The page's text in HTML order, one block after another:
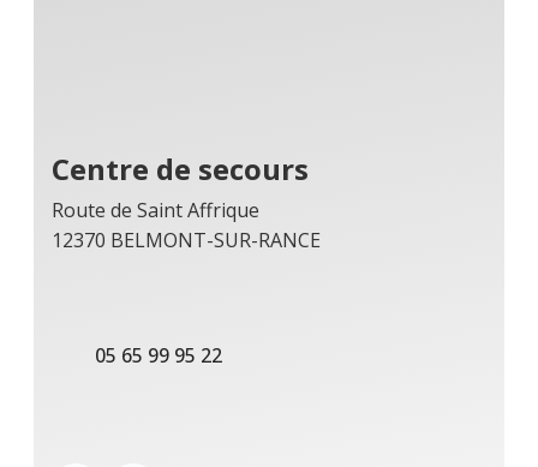
Centre de secours
Route de Saint Affrique
12370 BELMONT-SUR-RANCE
05 65 99 95 22